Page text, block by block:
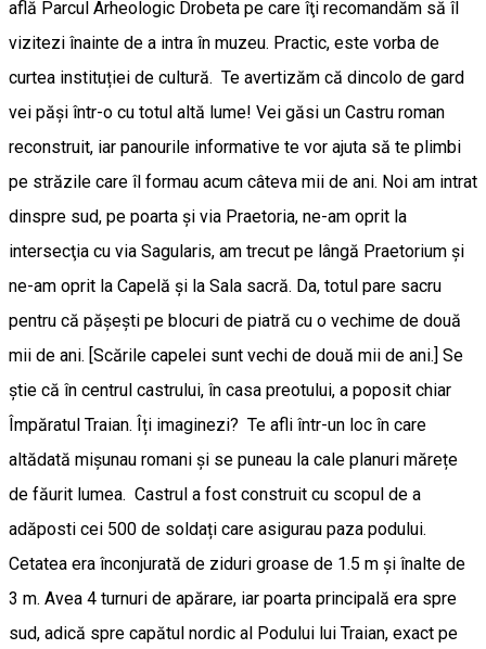
află Parcul Arheologic Drobeta pe care îţi recomandăm să îl
vizitezi înainte de a intra în muzeu. Practic, este vorba de
curtea instituției de cultură. Te avertizăm că dincolo de gard
vei păşi într-o cu totul altă lume! Vei găsi un Castru roman
reconstruit, iar panourile informative te vor ajuta să te plimbi
pe străzile care îl formau acum câteva mii de ani. Noi am intrat
dinspre sud, pe poarta și via Praetoria, ne-am oprit la
intersecţia cu via Sagularis, am trecut pe lângă Praetorium și
ne-am oprit la Capelă și la Sala sacră. Da, totul pare sacru
pentru că pășești pe blocuri de piatră cu o vechime de două
mii de ani. [Scările capelei sunt vechi de două mii de ani.] Se
știe că în centrul castrului, în casa preotului, a poposit chiar
Împăratul Traian. Îți imaginezi? Te afli într-un loc în care
altădată mișunau romani și se puneau la cale planuri mărețe
de făurit lumea. Castrul a fost construit cu scopul de a
adăposti cei 500 de soldați care asigurau paza podului.
Cetatea era înconjurată de ziduri groase de 1.5 m și înalte de
3 m. Avea 4 turnuri de apărare, iar poarta principală era spre
sud, adică spre capătul nordic al Podului lui Traian, exact pe